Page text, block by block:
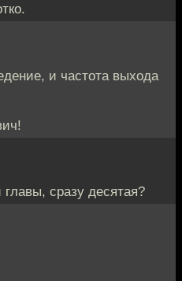
и частота выхода
сразу десятая?